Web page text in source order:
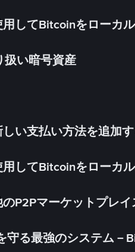
してBitcoinをローカ
扱い暗号資産
い支払い方法を追加
してBitcoinをローカ
P2Pマーケットプレ
守る最強のシステム－